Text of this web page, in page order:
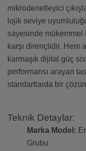
mikrodenetleyici
lojik seviye
sayesinde mükemmel
karşı dirençlidir. Hem
karmaşık dijital güç
performansı arayan
standartlarda bir
Teknik Detaylar:
Marka Model:
Grubu